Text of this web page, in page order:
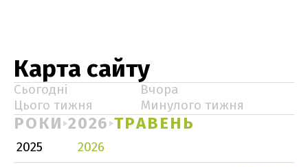
Карта сайту
Сьогодні
Вчора
Цього тижня
Минулого тижня
РОКИ 2026 ТРАВЕНЬ
2025
2026